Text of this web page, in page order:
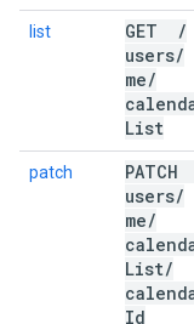
list GET
/
users/
me/
List
patch PATCH
users/
me/
List/
Id